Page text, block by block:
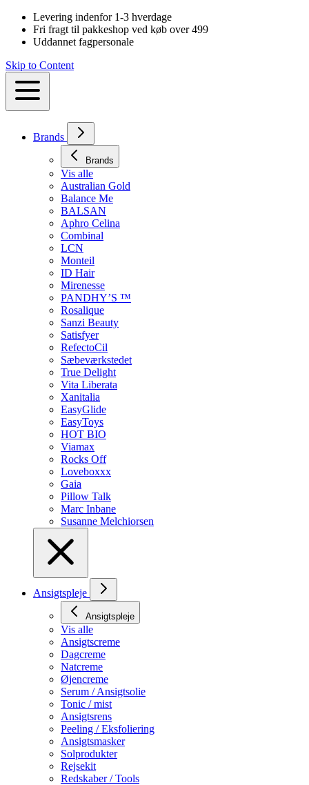
Levering indenfor 1-3 hverdage
Fri fragt til pakkeshop ved køb over 499
Uddannet fagpersonale
Skip to Content
Brands
Brands
Vis alle
Australian Gold
Balance Me
BALSAN
Aphro Celina
Combinal
LCN
Monteil
ID Hair
Mirenesse
PANDHY’S ™
Rosalique
Sanzi Beauty
Satisfyer
RefectoCil
Sæbeværkstedet
True Delight
Vita Liberata
Xanitalia
EasyGlide
EasyToys
HOT BIO
Viamax
Rocks Off
Loveboxxx
Gaia
Pillow Talk
Marc Inbane
Susanne Melchiorsen
Ansigtspleje
Ansigtspleje
Vis alle
Ansigtscreme
Dagcreme
Natcreme
Øjencreme
Serum / Ansigtsolie
Tonic / mist
Ansigtsrens
Peeling / Eksfoliering
Ansigtsmasker
Solprodukter
Rejsekit
Redskaber / Tools